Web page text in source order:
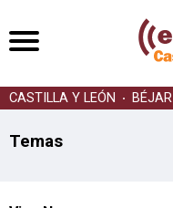
CASTILLA Y LEÓN BÉJAR
Temas